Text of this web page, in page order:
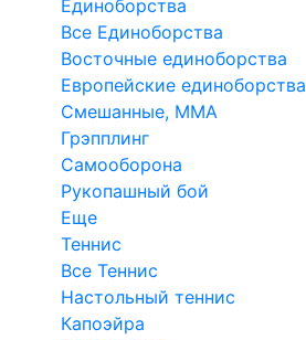
Единоборства
Все Единоборства
Восточные единоборства
Европейские единоборства
Смешанные, ММА
Грэпплинг
Самооборона
Рукопашный бой
Еще
Теннис
Все Теннис
Настольный теннис
Капоэйра